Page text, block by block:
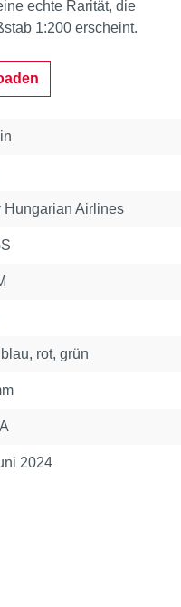
echte Rarität, die
1:200 erscheint.
Hungarian Airlines
rot, grün
2024